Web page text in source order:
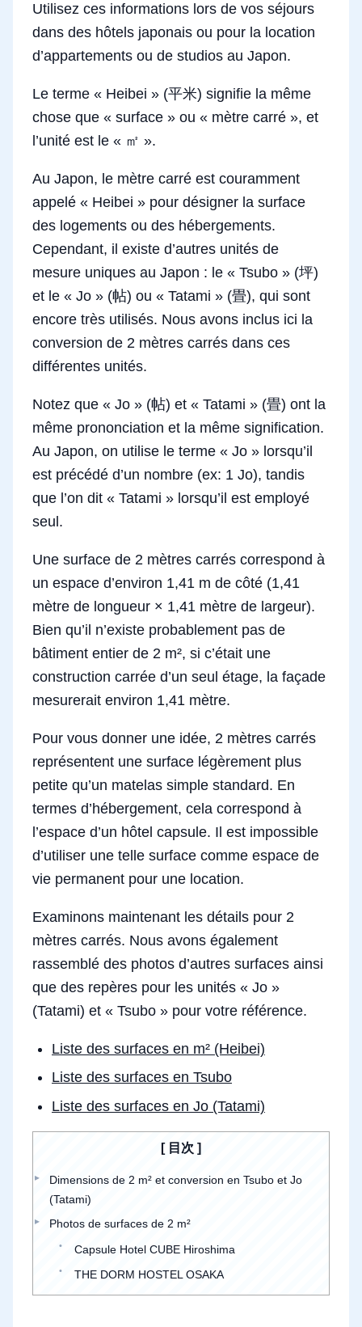
Utilisez ces informations lors de vos séjours
dans des hôtels japonais ou pour la location
d’appartements ou de studios au Japon.
Le terme « Heibei » (平米) signifie la même
chose que « surface » ou « mètre carré », et
l’unité est le « ㎡ ».
Au Japon, le mètre carré est couramment
appelé « Heibei » pour désigner la surface
des logements ou des hébergements.
Cependant, il existe d’autres unités de
mesure uniques au Japon : le « Tsubo » (坪)
et le « Jo » (帖) ou « Tatami » (畳), qui sont
encore très utilisés. Nous avons inclus ici la
conversion de 2 mètres carrés dans ces
différentes unités.
Notez que « Jo » (帖) et « Tatami » (畳) ont la
même prononciation et la même signification.
Au Japon, on utilise le terme « Jo » lorsqu’il
est précédé d’un nombre (ex: 1 Jo), tandis
que l’on dit « Tatami » lorsqu’il est employé
seul.
Une surface de 2 mètres carrés correspond à
un espace d’environ 1,41 m de côté (1,41
mètre de longueur × 1,41 mètre de largeur).
Bien qu’il n’existe probablement pas de
bâtiment entier de 2 m², si c’était une
construction carrée d’un seul étage, la façade
mesurerait environ 1,41 mètre.
Pour vous donner une idée, 2 mètres carrés
représentent une surface légèrement plus
petite qu’un matelas simple standard. En
termes d’hébergement, cela correspond à
l’espace d’un hôtel capsule. Il est impossible
d’utiliser une telle surface comme espace de
vie permanent pour une location.
Examinons maintenant les détails pour 2
mètres carrés. Nous avons également
rassemblé des photos d’autres surfaces ainsi
que des repères pour les unités « Jo »
(Tatami) et « Tsubo » pour votre référence.
Liste des surfaces en m² (Heibei)
Liste des surfaces en Tsubo
Liste des surfaces en Jo (Tatami)
目次
Dimensions de 2 m² et conversion en Tsubo et Jo
(Tatami)
Photos de surfaces de 2 m²
Capsule Hotel CUBE Hiroshima
THE DORM HOSTEL OSAKA